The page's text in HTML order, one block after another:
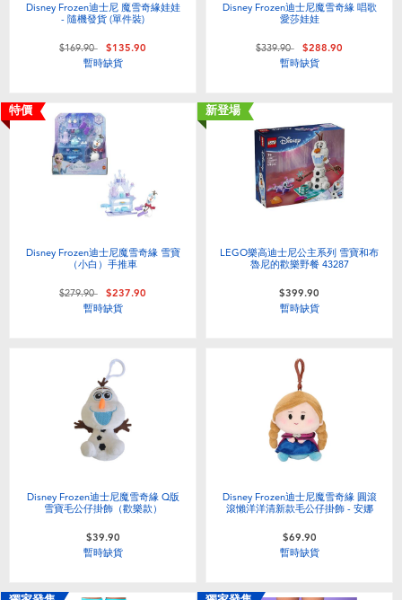
Disney Frozen迪士尼 魔雪奇緣娃娃
- 隨機發貨 (單件裝)
價格從
$169.90至$135.90
暫時缺貨
Disney Frozen迪士尼魔雪奇緣 唱歌
愛莎娃娃
價格從
$339.90至$288.90
暫時缺貨
特價
Disney Frozen迪士尼魔雪奇緣 雪寶
（小白）手推車
價格從
$279.90至$237.90
暫時缺貨
新登場
LEGO樂高迪士尼公主系列 雪寶和布
魯尼的歡樂野餐 43287
$399.90
暫時缺貨
Disney Frozen迪士尼魔雪奇緣 Q版
雪寶毛公仔掛飾（歡樂款）
$39.90
暫時缺貨
Disney Frozen迪士尼魔雪奇緣 圓滾
滾懶洋洋清新款毛公仔掛飾 - 安娜
$69.90
暫時缺貨